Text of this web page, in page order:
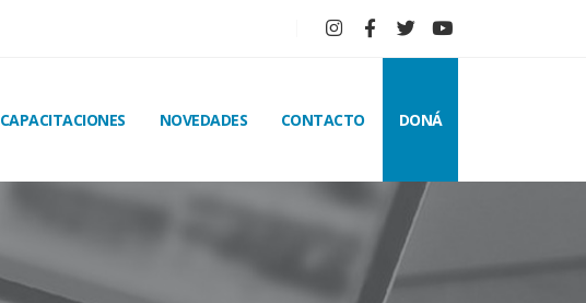
CAPACITACIONES NOVEDADES CONTACTO DONÁ